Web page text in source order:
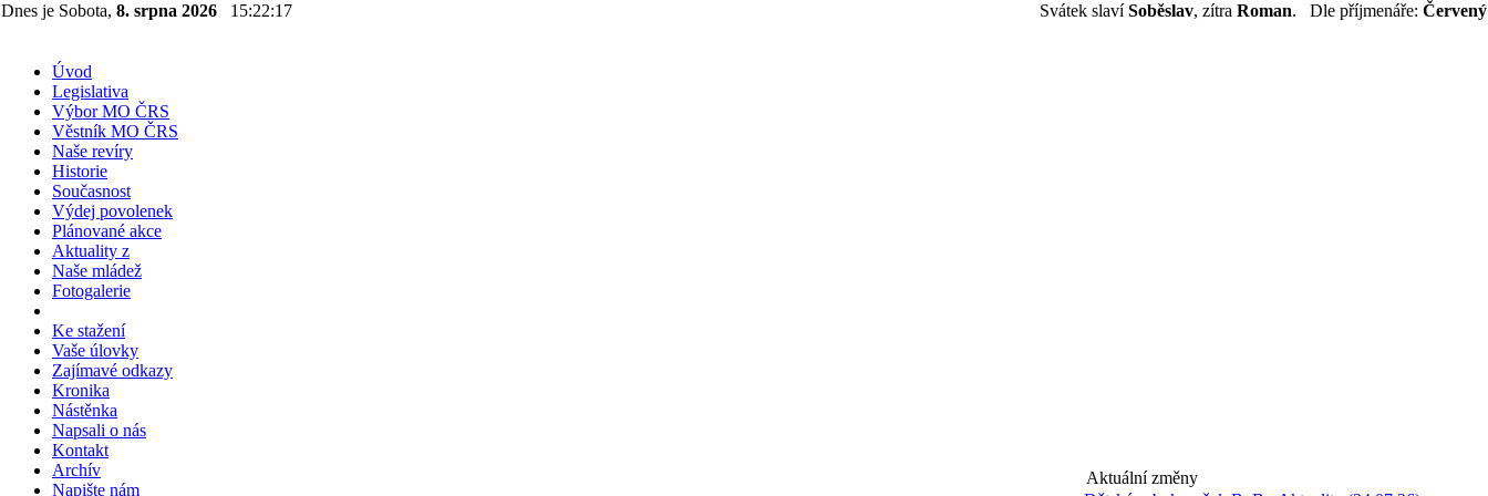
Dnes je Sobota, 8. srpna 2026 15:22:17 Svátek slavíSoběslav, zítra Roman. Dle příjmenáře: Červený
Úvod
Legislativa
Výbor MO ČRS
Věstník MO ČRS
Naše revíry
Historie
Současnost
Výdej povolenek
Plánované akce
Aktuality z
Naše mládež
Fotogalerie
Ke stažení
Vaše úlovky
Zajímavé odkazy
Kronika
Nástěnka
Napsali o nás
Kontakt
Archív
Napište nám
Aktuální změny